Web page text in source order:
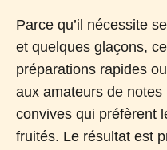
Parce qu’il nécessite
et quelques glaçons,
préparations rapides
aux amateurs de notes
convives qui préfèrent
fruités. Le résultat est